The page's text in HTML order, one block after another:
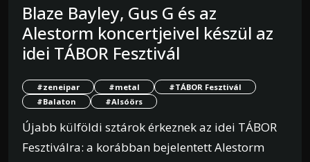
Blaze Bayley, Gus G és az
Alestorm koncertjeivel készül az
idei TÁBOR Fesztivál
#zeneipar #metal
#TÁBOR Fesztivál
#Balaton
#Alsóörs
Újabb külföldi sztárok érkeznek az idei TÁBOR
Fesztiválra: a korábban bejelentett Alestorm